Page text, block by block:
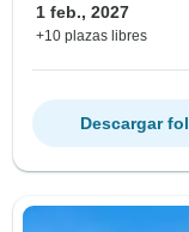
1 feb., 2027
+10 plazas libres
Descargar